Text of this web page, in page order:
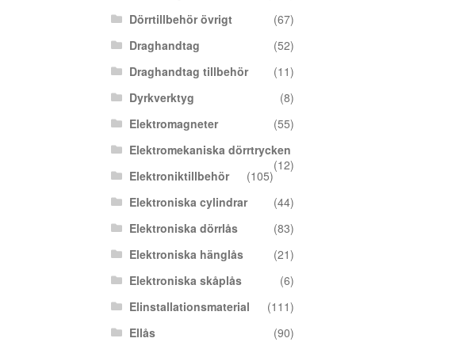
Dörrtillbehör övrigt
(67)
Draghandtag
(52)
Draghandtag tillbehör
(11)
Dyrkverktyg
(8)
Elektromagneter
(55)
Elektromekaniska dörrtrycken
(12)
Elektroniktillbehör
(105)
Elektroniska cylindrar
(44)
Elektroniska dörrlås
(83)
Elektroniska hänglås
(21)
Elektroniska skåplås
(6)
Elinstallationsmaterial
(111)
Ellås
(90)